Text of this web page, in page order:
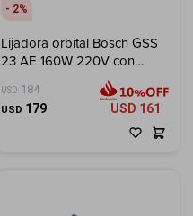
2
Lijadora orbital Bosch GSS
23 AE 160W 220V con
USD 184
USD 179 USD 161